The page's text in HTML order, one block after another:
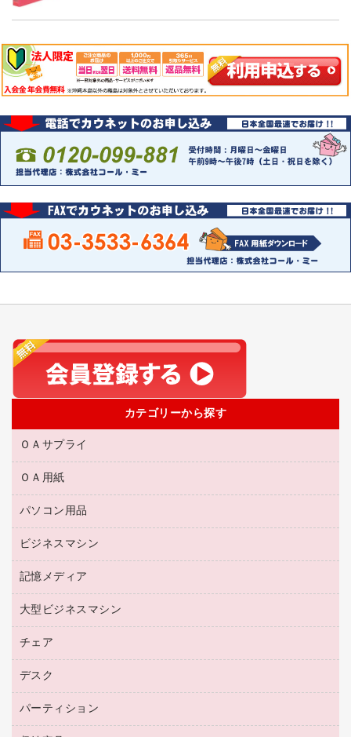
カテゴリーから探す
ＯＡサプライ
互換インクカートリッジ
リサイクルトナー（リターン方式）
リサイクルトナー（プール方式）
リサイクルインクカートリッジ
プリンタ用リボン
トナーカートリッジ
コピートナー
インクカートリッジ
ＯＡ用紙
名刺用紙
帳票用紙／フォーム用紙
ワープロ用紙
ラベル用紙
プロッター用紙
ハガキ用紙
その他コピー用紙・プリンタ用紙
コピー用紙
パソコン用品
パソコン周辺機器
各種ケーブル
マウスパッド
マウス
パソコンバッグ／収納用品
ネットワーク／ＬＡＮ機器
ネットワーク／ＬＡＮアクセサリー
ビジネスマシン
電話機
レーザープリンタ／複合機
メモリーカード
プロジェクタ
ファクシミリ
デジタルカメラ
記憶メディア
ブルーレイディスク
ＣＤ－ＲＷ
ＣＤ－Ｒ
メディア収納用品
大型ビジネスマシン
プリンタ
チェア
応接イス・ベンチ
オフィスチェア
デスク
ミーティングテーブル
デスク
パーティション